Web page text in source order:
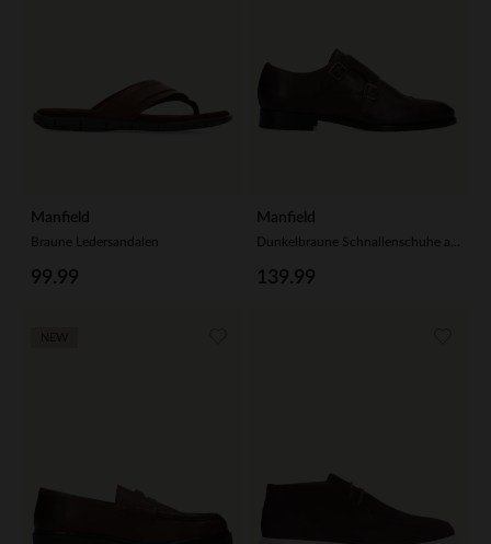
Manfield
Braune Ledersandalen
99.99
Manfield
139.99